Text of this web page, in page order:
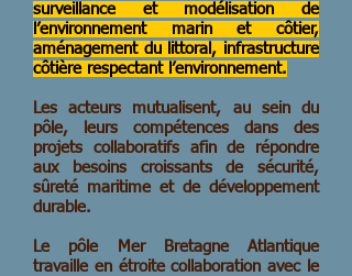
surveillance et modélisation de
l’environnement marin et côtier,
aménagement du littoral, infrastructure
côtière respectant l’environnement.
Les acteurs mutualisent, au sein du
pôle, leurs compétences dans des
projets collaboratifs afin de répondre
aux besoins croissants de sécurité,
sûreté maritime et de développement
durable.
Le pôle Mer Bretagne Atlantique
travaille en étroite collaboration avec le